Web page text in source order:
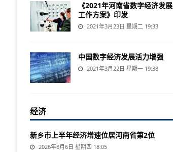
《2021年河南省数字经济发展
工作方案》印发
2021年3月23日 星期二 19:33
中国数字经济发展活力增强
2021年3月22日 星期一 19:38
经济
新乡市上半年经济增速位居河南省第2位
2026年8月6日 星期四 18:05